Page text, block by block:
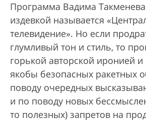
Программа Вадима
издевкой называется
телевидение». Но если
глумливый тон и стиль, то
горькой авторской иронией
якобы безопасных ракетных
поводу очередных
и по поводу новых
то полезных) запретов на